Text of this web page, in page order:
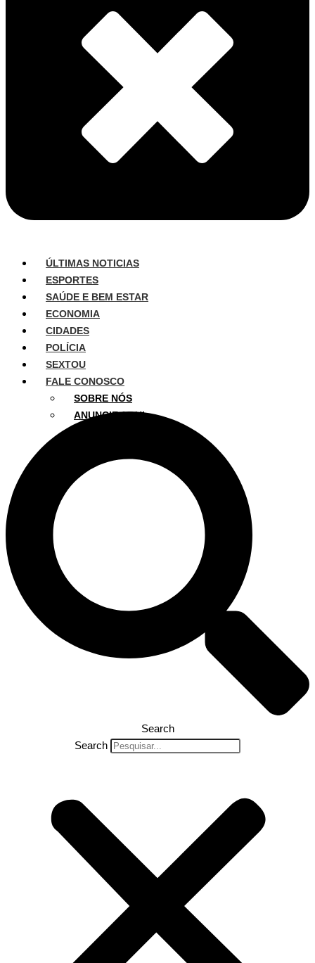
ÚLTIMAS NOTICIAS
ESPORTES
SAÚDE E BEM ESTAR
ECONOMIA
CIDADES
POLÍCIA
SEXTOU
FALE CONOSCO
SOBRE NÓS
ANUNCIE AQUI
Search
Search